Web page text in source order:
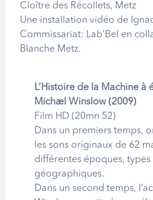
Cloître des Récollets, Metz
Une installation vidéo de
Commissariat: Lab’Bel en
Blanche Metz.
L’Histoire de la Machine à
Michael Winslow (2009)
Film HD (20mn 52)
Dans un premiers temps,
les sons originaux de 62
différentes époques,
géographiques.
Dans un second temps,